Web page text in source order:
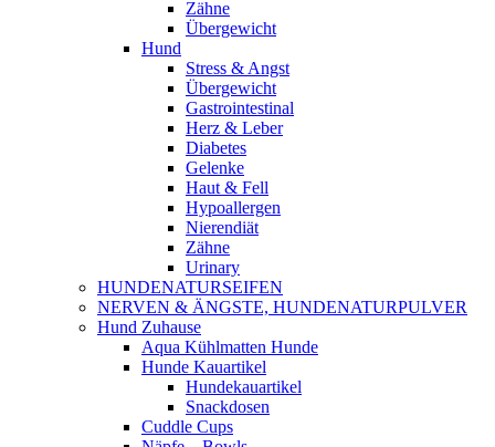
Zähne
Übergewicht
Hund
Stress & Angst
Übergewicht
Gastrointestinal
Herz & Leber
Diabetes
Gelenke
Haut & Fell
Hypoallergen
Nierendiät
Zähne
Urinary
HUNDENATURSEIFEN
NERVEN & ÄNGSTE, HUNDENATURPULVER
Hund Zuhause
Aqua Kühlmatten Hunde
Hunde Kauartikel
Hundekauartikel
Snackdosen
Cuddle Cups